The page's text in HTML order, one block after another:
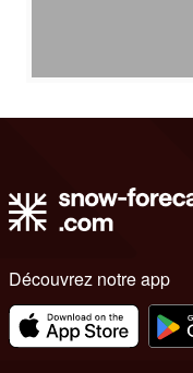
Découvrez notre app